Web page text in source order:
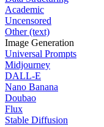
Academic
Uncensored
Other (text)
Image Generation
Universal Prompts
Midjourney
DALL-E
Nano Banana
Doubao
Flux
Stable Diffusion